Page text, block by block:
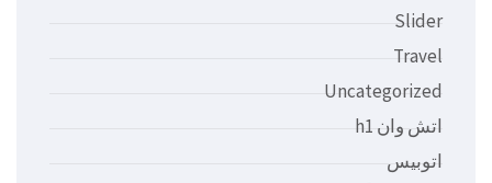
Slider
Travel
Uncategorized
اتش وان h1
اتوبيس